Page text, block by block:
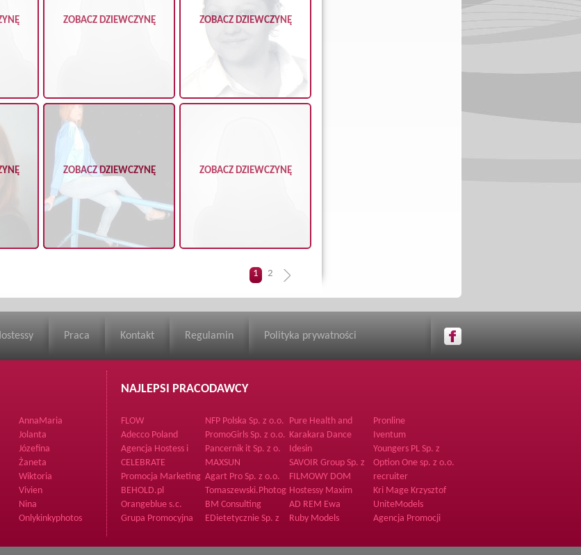
ZOBACZ DZIEWCZYNĘ ZOBACZ DZIEWCZYNĘ
ZOBACZ DZIEWCZYNĘ ZOBACZ DZIEWCZYNĘ
1 2
Praca Kontakt Regulamin Polityka prywatności
AnnaMaria
Jolanta
Józefina
Żaneta
Wiktoria
Vivien
Nina
Onlykinkyphotos
NAJLEPSI PRACODAWCY
FLOW
Communication
NFP Polska Sp. z o.o. Pure Health and
Fitness
Pronline
Adecco Poland
PromoGirls Sp. z o.o. Karakara Dance
Recruitment Agency
Iventum
Agencja Hostess i
Modelek Creative
Agency
Pancernik it Sp. z o.
o.
Idesin
Youngers PL Sp. z
o.o.
CELEBRATE MAXSUN
SAVOIR Group Sp. z
o.o.
Option One sp. z o.o.
Sp.K.
Promocja Marketing Agart Pro Sp. z o.o.
FILMOWY DOM
PRODUKCYJNY
recruiter
clubs.dancers
agency
BEHOLD.pl Tomaszewski.PhotographyHostessy Maxim
Kri Mage Krzysztof
Zdrzałka
Orangeblue s.c. BM Consulting
AD REM Ewa
Ochman
UniteModels
Grupa Promocyjna
EDietetycznie Sp. z
Ruby Models
Agencja Promocji